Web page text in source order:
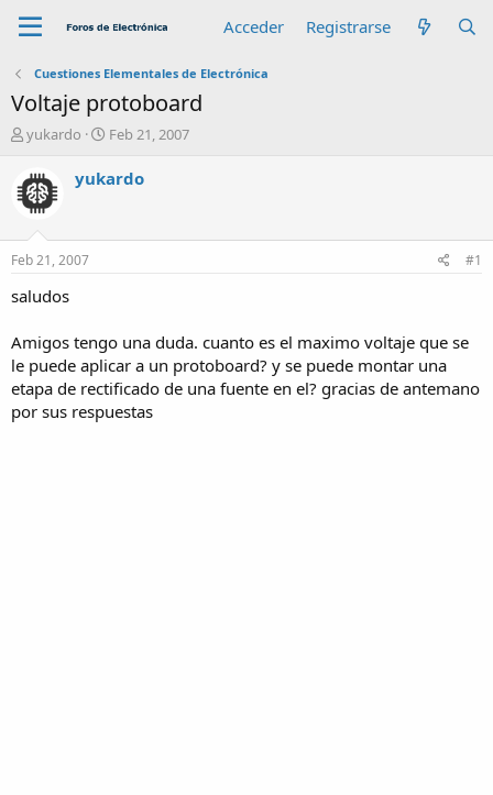
Acceder Registrarse
Cuestiones Elementales de Electrónica
Voltaje protoboard
A
t
o
r
yukardo
F
c
i
o
Feb 21, 2007
yukardo
Feb 21, 2007 #1
saludos
Amigos tengo una duda. cuanto es el maximo voltaje que se
le puede aplicar a un protoboard? y se puede montar una
etapa de rectificado de una fuente en el? gracias de antemano
por sus respuestas